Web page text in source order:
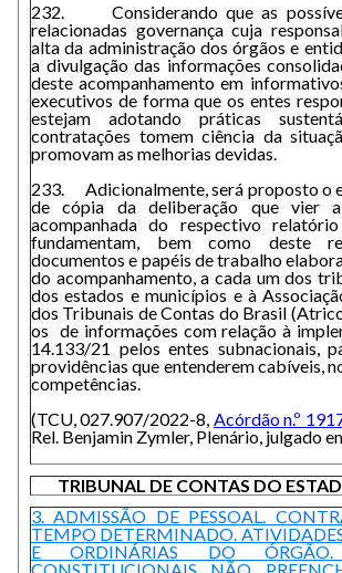
232. Considerando que as
relacionadas governança cuja
alta da administração dos órgãos e
a divulgação das informações
deste acompanhamento em
executivos de forma que os entes
estejam adotando práticas
contratações tomem ciência da
promovam as melhorias devidas.
233. Adicionalmente, será proposto o
de cópia da deliberação que vier
acompanhada do respectivo
fundamentam, bem como deste
documentos e papéis de trabalho
do acompanhamento, a cada um dos
dos estados e municípios e à
dos Tribunais de Contas do Brasil
os de informações com relação à
14.133/21 pelos entes subnacionais,
providências que entenderem cabíveis,
competências.
(TCU, 027.907/2022-8, Acórdão n.º
Rel. Benjamin Zymler, Plenário, julgado
TRIBUNAL DE CONTAS DO
3. ADMISSÃO DE PESSOAL.
TEMPO DETERMINADO.
E ORDINÁRIAS DO ÓRGÃO.